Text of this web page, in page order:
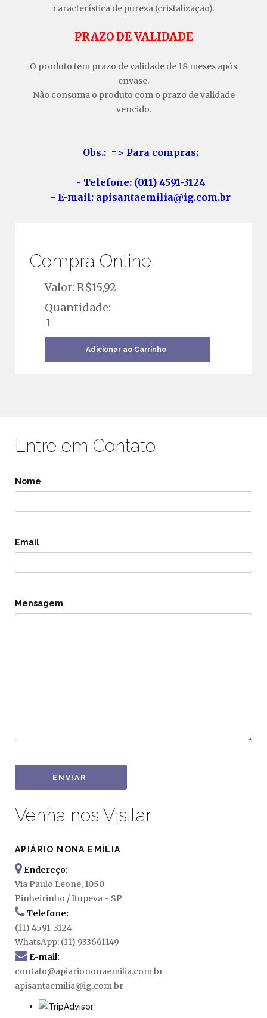
característica de pureza (cristalização).
PRAZO DE VALIDADE
O produto tem prazo de validade de 18 meses após
envase.
Não consuma o produto com o prazo de validade
vencido.
Obs.: => Para compras:
- Telefone: (011) 4591-3124
- E-mail: apisantaemilia@ig.com.br
Compra Online
Valor: R$15,92
Quantidade:
Entre em Contato
Nome
Email
Mensagem
ENVIAR
Venha nos Visitar
APIÁRIO NONA EMÍLIA
Endereço:
Via Paulo Leone, 1050
Pinheirinho / Itupeva - SP
Telefone:
(11) 4591-3124
WhatsApp: (11) 933661149
E-mail:
contato@apiariononaemilia.com.br
apisantaemilia@ig.com.br